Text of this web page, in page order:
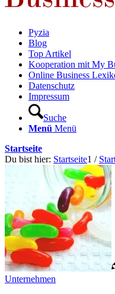
Pyzia
Blog
Top Artikel
Kooperation mit My
Online Business
Datenschutz
Impressum
Suche
Menü Menü
Startseite
Du bist hier: Startseite1 /
Unternehmen